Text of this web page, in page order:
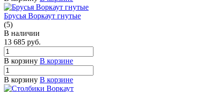
Брусья Воркаут гнутые
(5)
В наличии
13 685 руб.
В корзину В корзине
В корзину В корзине